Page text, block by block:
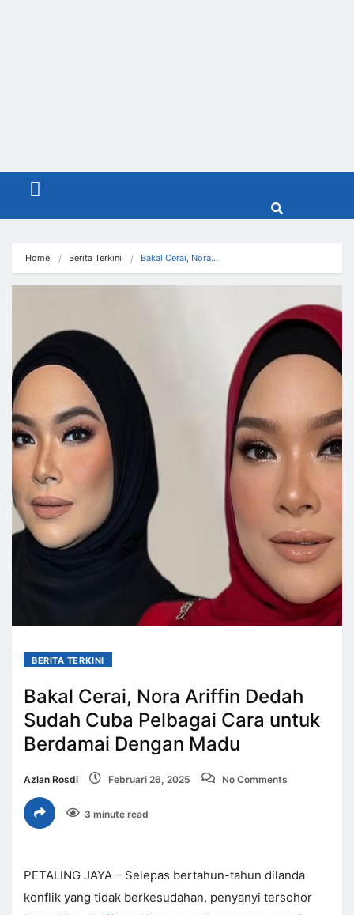
Menu
Home Berita Terkini Bakal Cerai, Nora…
BERITA TERKINI
Bakal Cerai, Nora Ariffin Dedah
Sudah Cuba Pelbagai Cara untuk
Berdamai Dengan Madu
Azlan Rosdi Februari 26, 2025 No Comments
3 minute read
PETALING JAYA – Selepas bertahun-tahun dilanda
konflik yang tidak berkesudahan, penyanyi tersohor